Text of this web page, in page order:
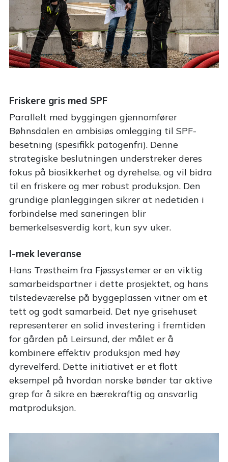
Friskere gris med SPF
Parallelt med byggingen gjennomfører
Bøhnsdalen en ambisiøs omlegging til SPF-
besetning (spesifikk patogenfri). Denne
strategiske beslutningen understreker deres
fokus på biosikkerhet og dyrehelse, og vil bidra
til en friskere og mer robust produksjon. Den
grundige planleggingen sikrer at nedetiden i
forbindelse med saneringen blir
bemerkelsesverdig kort, kun syv uker.
I-mek leveranse
Hans Trøstheim fra Fjøssystemer er en viktig
samarbeidspartner i dette prosjektet, og hans
tilstedeværelse på byggeplassen vitner om et
tett og godt samarbeid. Det nye grisehuset
representerer en solid investering i fremtiden
for gården på Leirsund, der målet er å
kombinere effektiv produksjon med høy
dyrevelferd. Dette initiativet er et flott
eksempel på hvordan norske bønder tar aktive
grep for å sikre en bærekraftig og ansvarlig
matproduksjon.